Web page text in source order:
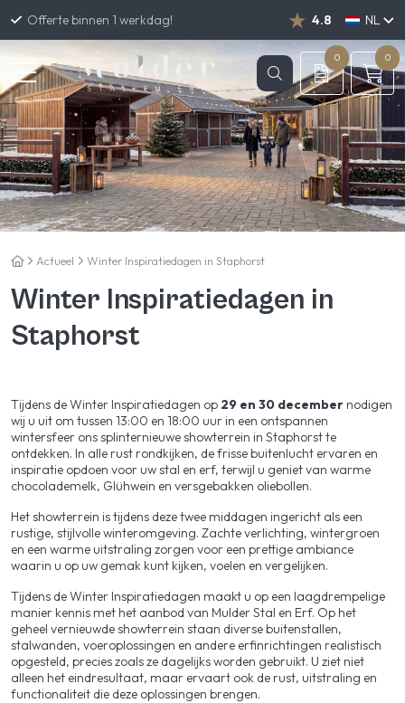
Offerte binnen 1 werkdag! 4.8
NL
DE
EN
0 0
Actueel Winter Inspiratiedagen in Staphorst
Winter Inspiratiedagen in
Staphorst
Tijdens de Winter Inspiratiedagen op 29 en 30 december nodigen
wij u uit om tussen 13:00 en 18:00 uur in een ontspannen
wintersfeer ons splinternieuwe showterrein in Staphorst te
ontdekken. In alle rust rondkijken, de frisse buitenlucht ervaren en
inspiratie opdoen voor uw stal en erf, terwijl u geniet van warme
chocolademelk, Glühwein en versgebakken oliebollen.
Het showterrein is tijdens deze twee middagen ingericht als een
rustige, stijlvolle winteromgeving. Zachte verlichting, wintergroen
en een warme uitstraling zorgen voor een prettige ambiance
waarin u op uw gemak kunt kijken, voelen en vergelijken.
Tijdens de Winter Inspiratiedagen maakt u op een laagdrempelige
manier kennis met het aanbod van Mulder Stal en Erf. Op het
geheel vernieuwde showterrein staan diverse buitenstallen,
stalwanden, voeroplossingen en andere erfinrichtingen realistisch
opgesteld, precies zoals ze dagelijks worden gebruikt. U ziet niet
alleen het eindresultaat, maar ervaart ook de rust, uitstraling en
functionaliteit die deze oplossingen brengen.